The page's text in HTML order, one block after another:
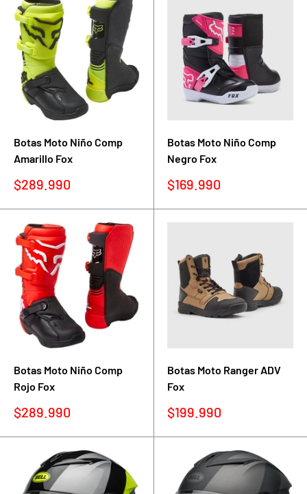
Botas Moto Niño Comp
Amarillo Fox
Precio
venta
$289.990
Botas Moto Niño Comp
Negro Fox
Precio
venta
$169.990
Botas Moto Niño Comp
Rojo Fox
Precio
venta
$289.990
Botas Moto Ranger ADV
Fox
Precio
venta
$199.990